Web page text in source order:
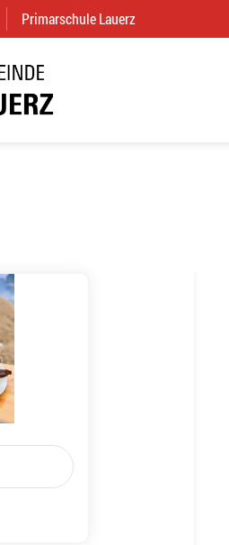
(External Link)
Primarschule Lauerz